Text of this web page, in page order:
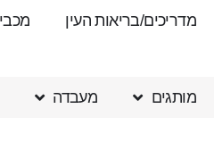
מדריכים/בריאות העין מכבי
מותגים מעבדה